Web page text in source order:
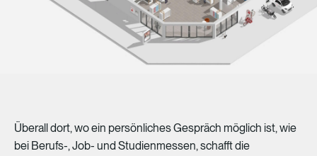
Überall dort,woein persönlichesGespräch möglich ist,wie
bei Berufs-,Job- und Studienmessen,schafftdie